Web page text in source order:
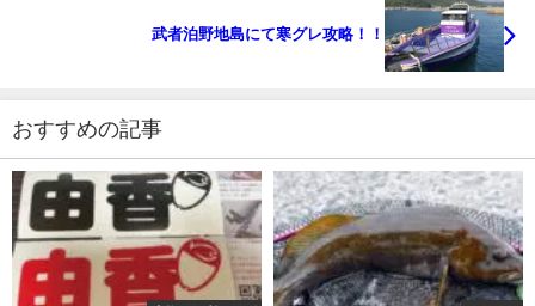
武者泊野地島にて寒グレ攻略！！
おすすめの記事